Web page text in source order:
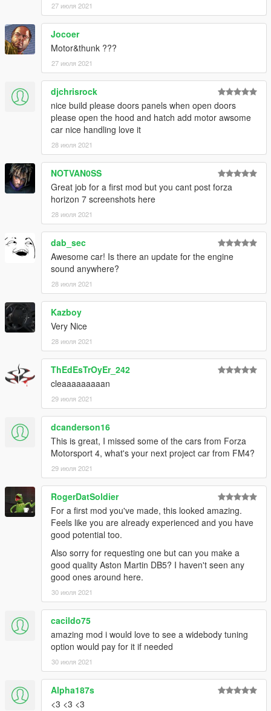
27 июля 2021
Jocoer
Motor&thunk ???
27 июля 2021
djchrisrock
nice build please doors panels when open doors
please open the hood and hatch add motor awsome
car nice handling love it
28 июля 2021
NOTVAN0SS
Great job for a first mod but you cant post forza
horizon 7 screenshots here
28 июля 2021
dab_sec
Awesome car! Is there an update for the engine
sound anywhere?
28 июля 2021
Kazboy
Very Nice
28 июля 2021
ThEdEsTrOyEr_242
cleaaaaaaaaan
29 июля 2021
dcanderson16
This is great, I missed some of the cars from Forza
Motorsport 4, what's your next project car from FM4?
29 июля 2021
RogerDatSoldier
For a first mod you've made, this looked amazing.
Feels like you are already experienced and you have
good potential too.
Also sorry for requesting one but can you make a
good quality Aston Martin DB5? I haven't seen any
good ones around here.
30 июля 2021
cacildo75
amazing mod i would love to see a widebody tuning
option would pay for it if needed
30 июля 2021
Alpha187s
<3 <3 <3